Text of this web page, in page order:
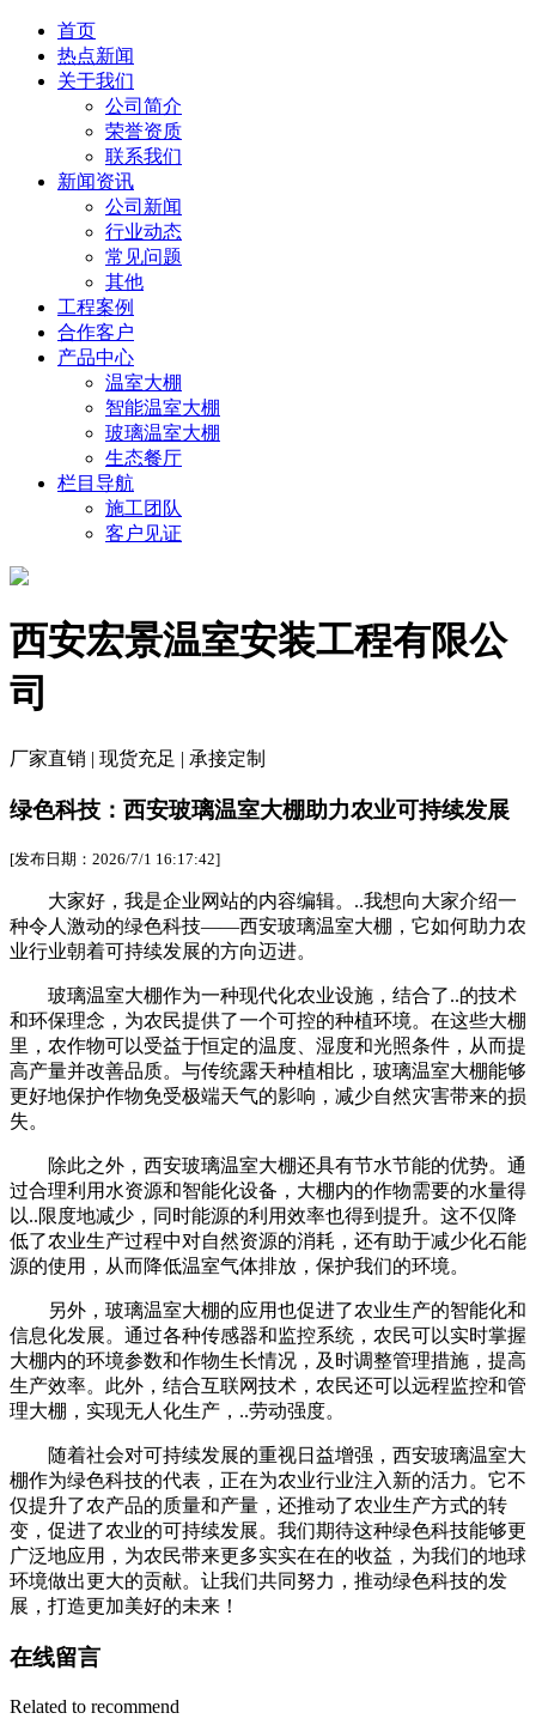
首页
热点新闻
关于我们
公司简介
荣誉资质
联系我们
新闻资讯
公司新闻
行业动态
常见问题
其他
工程案例
合作客户
产品中心
温室大棚
智能温室大棚
玻璃温室大棚
生态餐厅
栏目导航
施工团队
客户见证
西安宏景温室安装工程有限公
司
厂家直销 | 现货充足 | 承接定制
绿色科技：西安玻璃温室大棚助力农业可持续发展
[发布日期：2026/7/1 16:17:42]
大家好，我是企业网站的内容编辑。..我想向大家介绍一
种令人激动的绿色科技——西安玻璃温室大棚，它如何助力农
业行业朝着可持续发展的方向迈进。
玻璃温室大棚作为一种现代化农业设施，结合了..的技术
和环保理念，为农民提供了一个可控的种植环境。在这些大棚
里，农作物可以受益于恒定的温度、湿度和光照条件，从而提
高产量并改善品质。与传统露天种植相比，玻璃温室大棚能够
更好地保护作物免受极端天气的影响，减少自然灾害带来的损
失。
除此之外，西安玻璃温室大棚还具有节水节能的优势。通
过合理利用水资源和智能化设备，大棚内的作物需要的水量得
以..限度地减少，同时能源的利用效率也得到提升。这不仅降
低了农业生产过程中对自然资源的消耗，还有助于减少化石能
源的使用，从而降低温室气体排放，保护我们的环境。
另外，玻璃温室大棚的应用也促进了农业生产的智能化和
信息化发展。通过各种传感器和监控系统，农民可以实时掌握
大棚内的环境参数和作物生长情况，及时调整管理措施，提高
生产效率。此外，结合互联网技术，农民还可以远程监控和管
理大棚，实现无人化生产，..劳动强度。
随着社会对可持续发展的重视日益增强，西安玻璃温室大
棚作为绿色科技的代表，正在为农业行业注入新的活力。它不
仅提升了农产品的质量和产量，还推动了农业生产方式的转
变，促进了农业的可持续发展。我们期待这种绿色科技能够更
广泛地应用，为农民带来更多实实在在的收益，为我们的地球
环境做出更大的贡献。让我们共同努力，推动绿色科技的发
展，打造更加美好的未来！
在线留言
Related to recommend